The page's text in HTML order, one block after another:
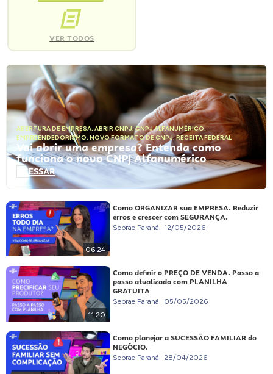
VER TODOS
ABERTURA DE EMPRESA, ABRIR CNPJ,CNPJ ALFANUMÉRICO,
EMPREENDEDORISMO, NOVO FORMATO DE CNPJ,RECEITA FEDERAL
Vai abrir uma empresa? Entenda como
funciona o novo CNPJ Alfanumérico
ACESSAR
06:24
Como ORGANIZAR sua EMPRESA. Reduzir
erros e crescer com SEGURANÇA.
Sebrae Paraná 12/05/2026
11:20
Como definir o PREÇO DE VENDA. Passo a
passo atualizado com PLANILHA
GRATUITA
Sebrae Paraná 05/05/2026
Como planejar a SUCESSÃO FAMILIAR do
NEGÓCIO.
Sebrae Paraná 28/04/2026